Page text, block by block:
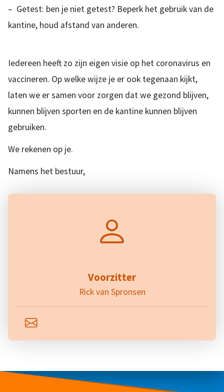
– Getest: ben je niet getest? Beperk het gebruik van de
kantine, houd afstand van anderen.
Iedereen heeft zo zijn eigen visie op het coronavirus en
vaccineren. Op welke wijze je er ook tegenaan kijkt,
laten we er samen voor zorgen dat we gezond blijven,
kunnen blijven sporten en de kantine kunnen blijven
gebruiken.
We rekenen op je.
Namens het bestuur,
Voorzitter
Rick van Spronsen